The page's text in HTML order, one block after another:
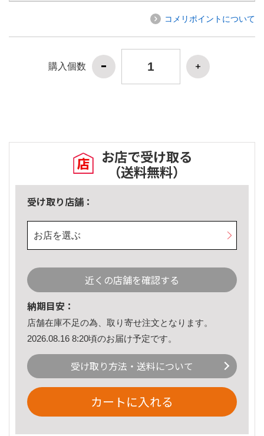
コメリポイントについて
購入個数
お店で受け取る
（送料無料）
受け取り店舗：
お店を選ぶ
近くの店舗を確認する
納期目安：
店舗在庫不足の為、取り寄せ注文となります。
2026.08.16 8:20頃のお届け予定です。
受け取り方法・送料について
カートに入れる